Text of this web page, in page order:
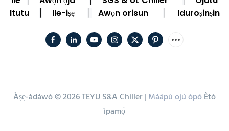
Itutu
Ile-iṣẹ Awọn orisun Iduroṣinṣin
Àṣẹ-àdáwò © 2026 TEYU S&A Chiller | Máápù ojú òpóÈtò
ìpamọ́